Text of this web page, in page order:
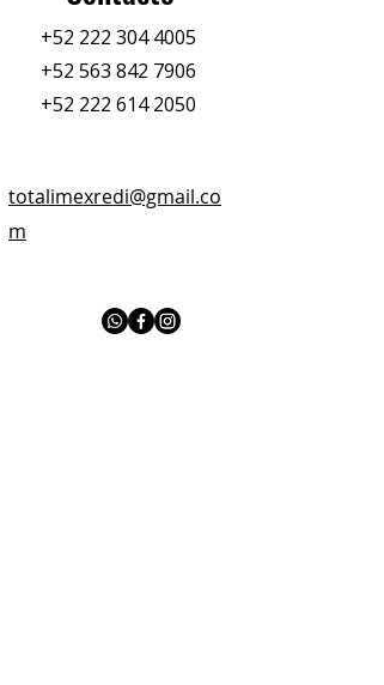
+52 222 304 4005
+52 563 842 7906
+52 222 614 2050
totalimexredi@gmail.co
m